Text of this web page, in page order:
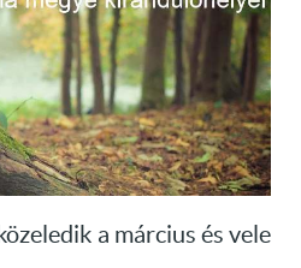
a március és vele